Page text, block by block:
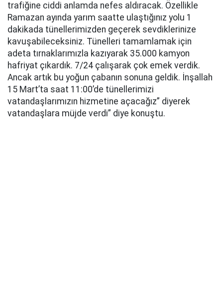
trafiğine ciddi anlamda nefes aldıracak. Özellikle
Ramazan ayında yarım saatte ulaştığınız yolu 1
dakikada tünellerimizden geçerek sevdiklerinize
kavuşabileceksiniz. Tünelleri tamamlamak için
adeta tırnaklarımızla kazıyarak 35.000 kamyon
hafriyat çıkardık. 7/24 çalışarak çok emek verdik.
Ancak artık bu yoğun çabanın sonuna geldik. İnşallah
15 Mart’ta saat 11:00’de tünellerimizi
vatandaşlarımızın hizmetine açacağız” diyerek
vatandaşlara müjde verdi” diye konuştu.